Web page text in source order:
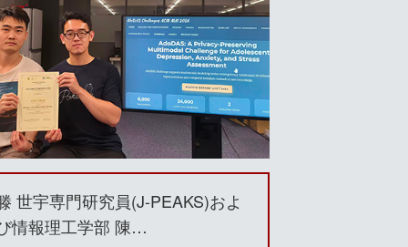
世宇専門研究員(J-PEAKS)およ
情報理工学部 陳…